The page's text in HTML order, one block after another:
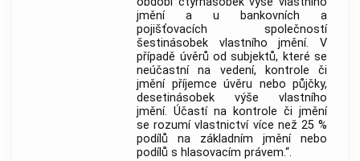
jmění a u bankovních a
pojišťovacích společností
šestinásobek vlastního jmění. V
případě úvěrů od subjektů, které se
neúčastní na vedení, kontrole či
jmění příjemce úvěru nebo půjčky,
desetinásobek výše vlastního
jmění. Účastí na kontrole či jmění
se rozumí vlastnictví více než 25 %
podílů na základním jmění nebo
podílů s hlasovacím právem.“.